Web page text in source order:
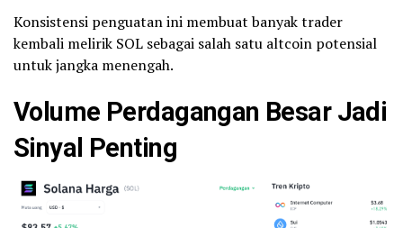
Konsistensi penguatan ini membuat banyak trader
kembali melirik SOL sebagai salah satu altcoin potensial
untuk jangka menengah.
Volume Perdagangan Besar Jadi
Sinyal Penting